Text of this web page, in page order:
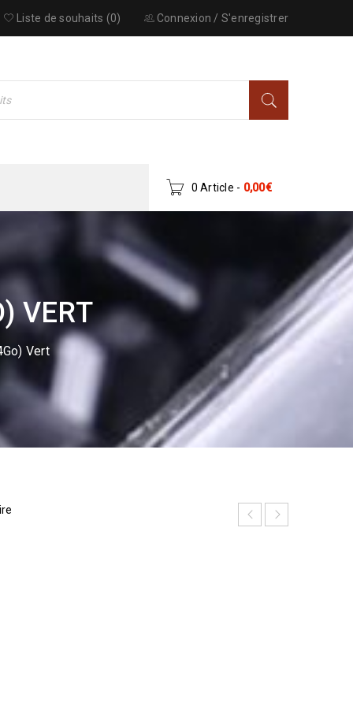
Connexion / S'enregistrer
Liste de souhaits (0)
0 Article - 0,00€
VERT
Vert